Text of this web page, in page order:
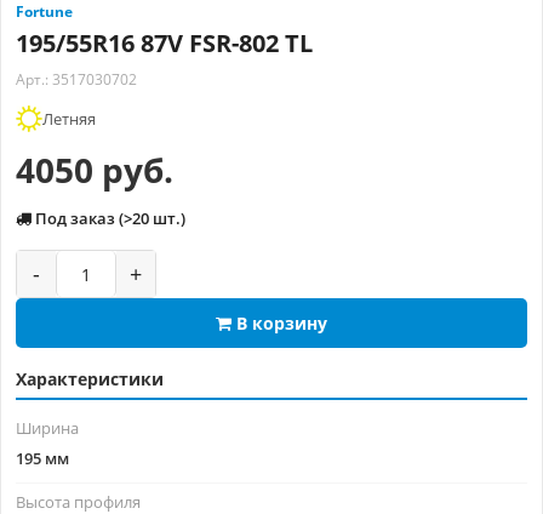
Fortune
195/55R16 87V FSR-802 TL
Арт.: 3517030702
Летняя
4050 руб.
Под заказ (>20 шт.)
- +
В корзину
Характеристики
Ширина
195 мм
Высота профиля